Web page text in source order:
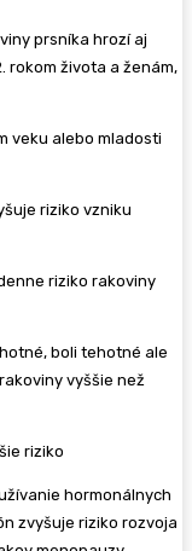
prsníka hrozí aj
rokom života a ženám,
veku alebo mladosti
riziko vzniku
riziko rakoviny
boli tehotné ale
vyššie než
riziko
hormonálnych
zvyšuje riziko rozvoja